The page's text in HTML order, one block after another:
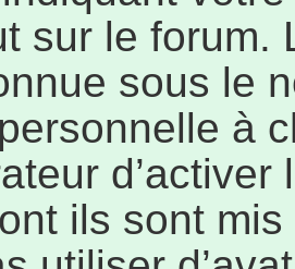
sur le forum.
sous le
à
ils sont